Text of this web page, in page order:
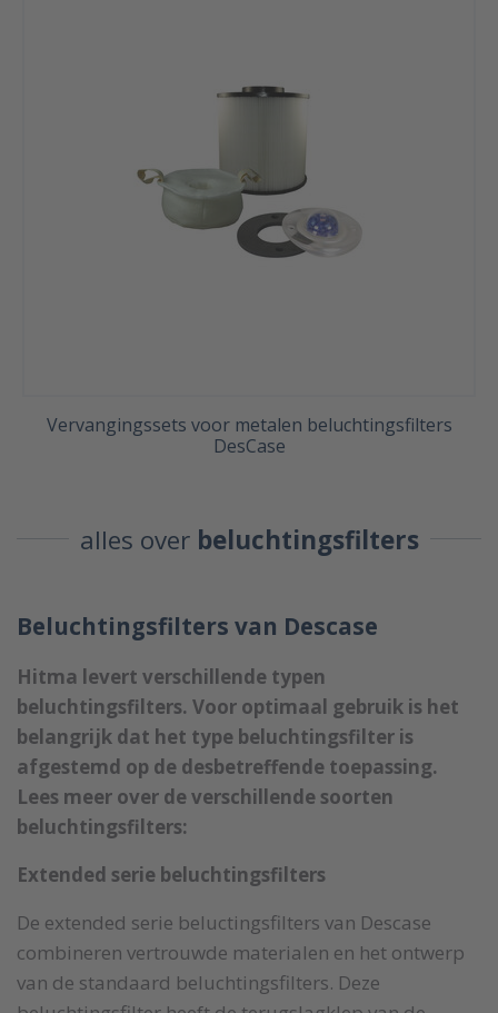
Vervangingssets voor metalen beluchtingsfilters
DesCase
alles over beluchtingsfilters
Beluchtingsfilters van Descase
Hitma levert verschillende typen
beluchtingsfilters. Voor optimaal gebruik is het
belangrijk dat het type beluchtingsfilter is
afgestemd op de desbetreffende toepassing.
Lees meer over de verschillende soorten
beluchtingsfilters:
Extended serie beluchtingsfilters
De extended serie beluctingsfilters van Descase
combineren vertrouwde materialen en het ontwerp
van de standaard beluchtingsfilters. Deze